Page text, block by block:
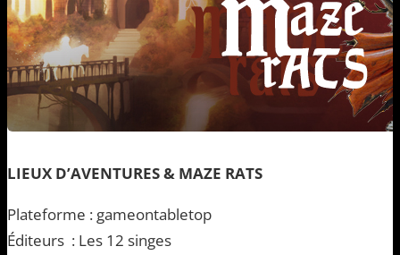
LIEUX D’AVENTURES & MAZE RATS
Plateforme : gameontabletop
Éditeurs : Les 12 singes